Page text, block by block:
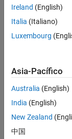
empleos.
Busque
por
ubicación
todos
empleos
en su
zona.
Ireland (English)
Italia (Italiano)
Luxembourg
Asia-Pacífico
Australia (English)
India (English)
New Zealand
中国